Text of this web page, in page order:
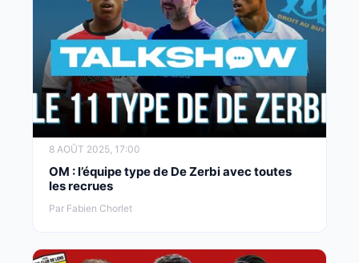
8 AOÛT 2025, 17:00
OM : l’équipe type de De Zerbi avec toutes
les recrues
Par Fabien Chorlet